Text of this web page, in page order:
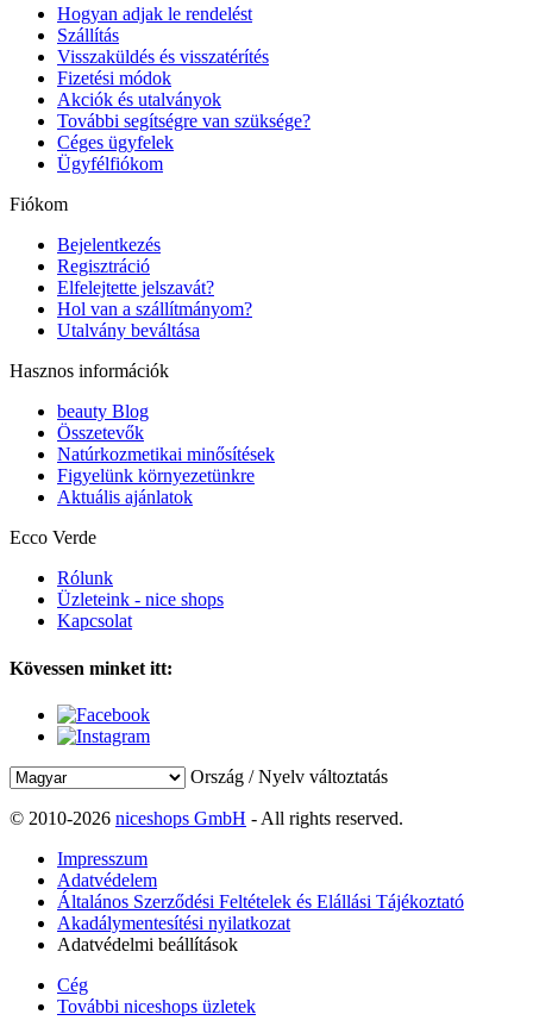
Hogyan adjak le rendelést
Szállítás
Visszaküldés és visszatérítés
Fizetési módok
Akciók és utalványok
További segítségre van szüksége?
Céges ügyfelek
Ügyfélfiókom
Fiókom
Bejelentkezés
Regisztráció
Elfelejtette jelszavát?
Hol van a szállítmányom?
Utalvány beváltása
Hasznos információk
beauty Blog
Összetevők
Natúrkozmetikai minősítések
Figyelünk környezetünkre
Aktuális ajánlatok
Ecco Verde
Rólunk
Üzleteink - nice shops
Kapcsolat
Kövessen minket itt:
Ország / Nyelv változtatás
© 2010-2026 niceshops GmbH - All rights reserved.
Impresszum
Adatvédelem
Általános Szerződési Feltételek és Elállási Tájékoztató
Akadálymentesítési nyilatkozat
Adatvédelmi beállítások
Cég
További niceshops üzletek